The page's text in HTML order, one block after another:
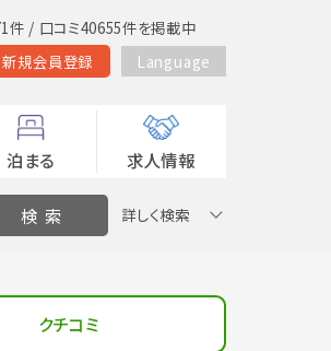
件 / 口コミ40655件を掲載中
新規会員登録 Language
泊まる 求人情報
詳しく検索
クチコミ